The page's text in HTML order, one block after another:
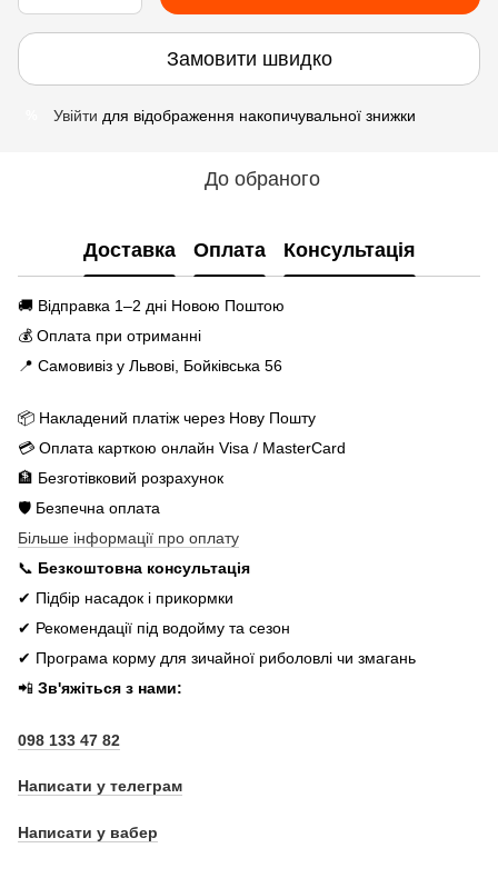
Замовити швидко
Увійти для відображення накопичувальної знижки
До обраного
Доставка Оплата Консультація
🚚 Відправка 1–2 дні Новою Поштою
💰 Оплата при отриманні
📍 Самовивіз у Львові, Бойківська 56
📦 Накладений платіж через Нову Пошту
💳 Оплата карткою онлайн Visa / MasterCard
🏦 Безготівковий розрахунок
🛡️ Безпечна оплата
Більше інформації про оплату
📞 Безкоштовна консультація
✔ Підбір насадок і прикормки
✔ Рекомендації під водойму та сезон
✔ Програма корму для зичайної риболовлі чи змагань
📲 Зв'яжіться з нами:
098 133 47 82
Написати у телеграм
Написати у вабер